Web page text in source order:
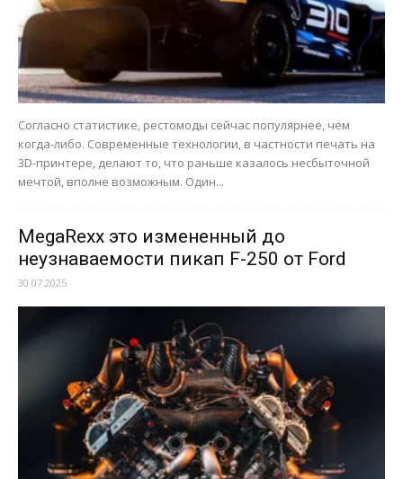
Согласно статистике, рестомоды сейчас популярнее, чем
когда-либо. Современные технологии, в частности печать на
3D-принтере, делают то, что раньше казалось несбыточной
мечтой, вполне возможным. Один...
MegaRexx это измененный до
неузнаваемости пикап F-250 от Ford
30.07.2025